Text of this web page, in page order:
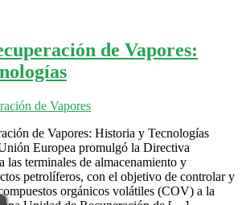
de Vapores:
de Vapores: Historia y Tecnologías
Europea promulgó la Directiva
las terminales de almacenamiento y
petrolíferos, con el objetivo de controlar y
orgánicos volátiles (COV) a la